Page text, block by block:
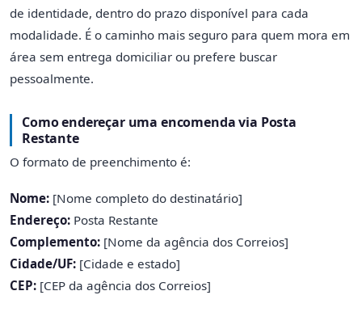
de identidade, dentro do prazo disponível para cada
modalidade. É o caminho mais seguro para quem mora em
área sem entrega domiciliar ou prefere buscar
pessoalmente.
Como endereçar uma encomenda via Posta
Restante
O formato de preenchimento é:
Nome: [Nome completo do destinatário]
Endereço: Posta Restante
Complemento: [Nome da agência dos Correios]
Cidade/UF: [Cidade e estado]
CEP: [CEP da agência dos Correios]